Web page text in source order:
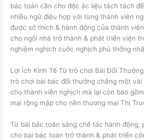
bác toán cần cho độc ác liệu tách tách
nhiều ngữ điệu hợp với từng thành viên
được sở thích & hành động của thành
cho ngôi nhà trở thành & phát triển viện
nghiệm nghịch cuộc nghịch phù thống
Lợi Ích Kinh Tế Từ trò chơi Bài Đổi Thưởng
trò chơi bài bác đổi thưởng chẳng một
cho thành viên nghịch mà lại còn bao
mại rộng mập cho nền thương mại Thị
Từ bài bác toán sáng chế tác hành động,
cho bài bác toán trở thành & phát triển